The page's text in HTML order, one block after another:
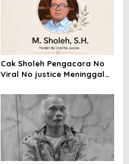
Cak Sholeh Pengacara No
Viral No justice Meninggal